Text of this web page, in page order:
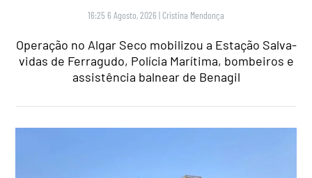
16:25 6 Agosto, 2026 | Cristina Mendonça
Operação no Algar Seco mobilizou a Estação Salva-
vidas de Ferragudo, Polícia Marítima, bombeiros e
assistência balnear de Benagil